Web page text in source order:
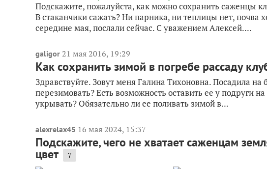
Подскажите, пожалуйста, как можно сохранить саженцы
В стаканчики сажать? Ни парника, ни теплицы нет, почва
середине мая, послали сейчас. С уважением Алексей....
galigor 21 мая 2016, 19:29
Как сохранить зимой в погребе рассаду
Здравствуйте. Зовут меня Галина Тихоновна. Посадила
перезимовать? Есть возможность оставить ее у подруги
укрывать? Обязательно ли ее поливать зимой в...
alexrelax45 16 мая 2024, 15:37
Подскажите, чего не хватает саженцам
цвет 7